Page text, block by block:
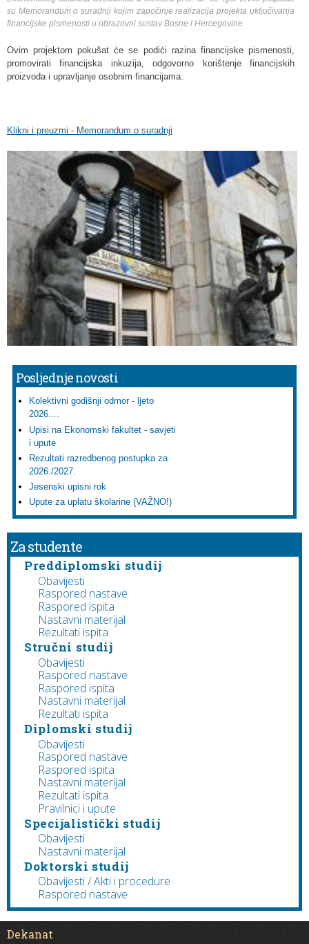
su Memorandum o suradnji kojim započinje realizacija projekta uključivanja
financijske pismenosti u obrazovni sustav Bosne i Hercegovine.
Ovim projektom pokušat će se podići razina financijske pismenosti,
promovirati financijska inkuzija, odgovorno korištenje financijskih
proizvoda i upravljanje osobnim financijama.
Klikni i preuzmi - Memorandum o suradnji
Posljednje novosti
Kolektivni godišnji odmor - ljeto
2026....
Upisi na Ekonomski fakultet - savjeti
i upute
Rezultati razredbenog postupka za
2026./2027.
Jesenski upisni rok
Upute za uplatu školarine (VAŽNO!)
Za studente
Preddiplomski studij
Obavijesti
Raspored nastave
Raspored ispita
Nastavni materijal
Rezultati ispita
Stručni studij
Obavijesti
Raspored nastave
Raspored ispita
Nastavni materijal
Rezultati ispita
Diplomski studij
Obavijesti
Raspored nastave
Raspored ispita
Nastavni materijal
Rezultati ispita
Pravilnici i upute
Specijalistički studij
Obavijesti
Nastavni materijal
Doktorski studij
Obavijesti / Akti i procedure
Raspored nastave
Dekanat